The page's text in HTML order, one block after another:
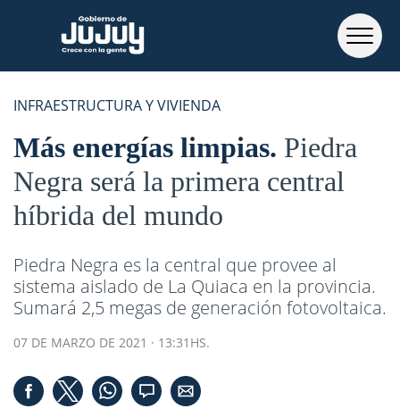
INFRAESTRUCTURA Y VIVIENDA
Más energías limpias Piedra
Negra será la primera central
híbrida del mundo
Piedra Negra es la central que provee al
sistema aislado de La Quiaca en la provincia.
Sumará 2,5 megas de generación fotovoltaica.
07 DE MARZO DE 2021 · 13:31HS.